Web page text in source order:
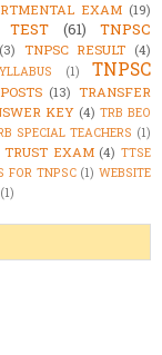
EXAM (19)
TEST (61)
TNPSC
(3) TNPSC RESULT (4)
(1)
TNPSC
(13) TRANSFER
KEY (4) TRB BEO
SPECIAL TEACHERS (1)
TRUST EXAM (4) TTSE
FOR TNPSC (1) WEBSITE
(1)